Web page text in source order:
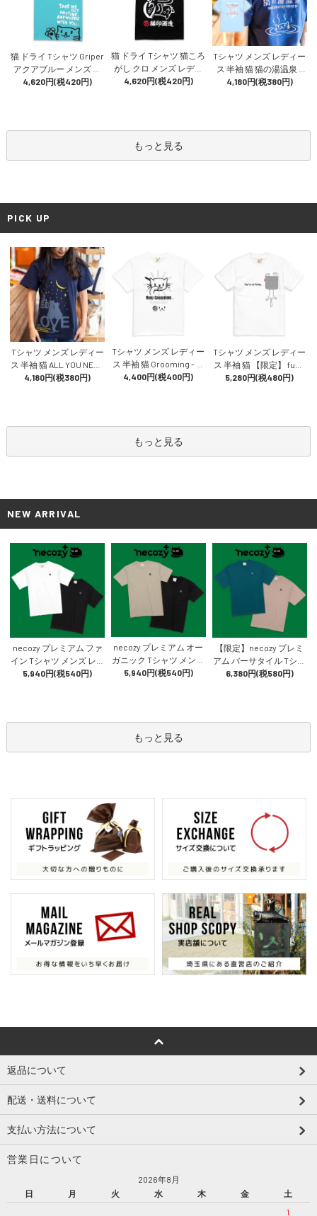
猫 ドライ Tシャツ Griper
アクアブルー メンズ レ
ディース 半袖 プリント
4,620円(税420円)
猫 ドライ Tシャツ 猫ころ
がし クロ メンズ レディ
ース 半袖 日本酒 酒造 猫
4,620円(税420円)
Tシャツ メンズ レディー
ス 半袖 猫 猫の湯温泉 -
アイイロ おもしろ ネコ
4,180円(税380円)
もっと見る
PICK UP
Tシャツ メンズ レディー
ス 半袖 猫 ALL YOU NEED
IS LOVE - ネイビー ネコ
4,180円(税380円)
Tシャツ メンズ レディー
ス 半袖 猫 Grooming - ホ
ワイト ネコ ねこ 猫柄 雑
4,400円(税400円)
Tシャツ メンズ レディー
ス 半袖 猫 【限定】 funn
y cat - ホワイト ネコ ねこ
5,280円(税480円)
もっと見る
NEW ARRIVAL
necozy プレミアム ファ
イン Tシャツ メンズ レデ
ィース トップス 半袖 綿1
5,940円(税540円)
necozy プレミアム オー
ガニック Tシャツ メンズ
レディース トップス 半
5,940円(税540円)
【限定】necozy プレミ
アム バーサタイル Tシャ
ツ メンズ レディース ト
6,380円(税580円)
もっと見る
返品について
配送・送料について
支払い方法について
営業日について
2026年8月
日
月 火 水 木 金
土
1